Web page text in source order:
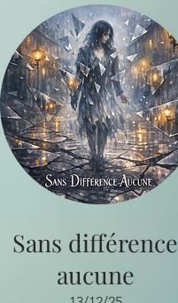
Sans différence
aucune